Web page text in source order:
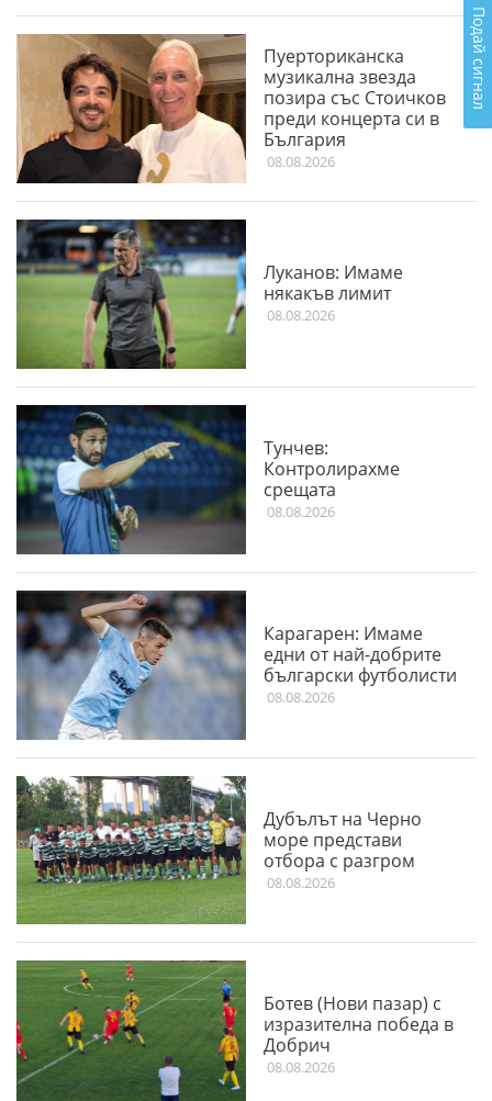
Пуерториканска
музикална звезда
позира със Стоичков
преди концерта си в
България
08.08.2026
Луканов: Имаме
някакъв лимит
08.08.2026
Тунчев:
Контролирахме
срещата
08.08.2026
Карагарен: Имаме
едни от най-добрите
български футболисти
08.08.2026
Дубълът на Черно
море представи
отбора с разгром
08.08.2026
Ботев (Нови пазар) с
изразителна победа в
Добрич
08.08.2026
Подай сигнал